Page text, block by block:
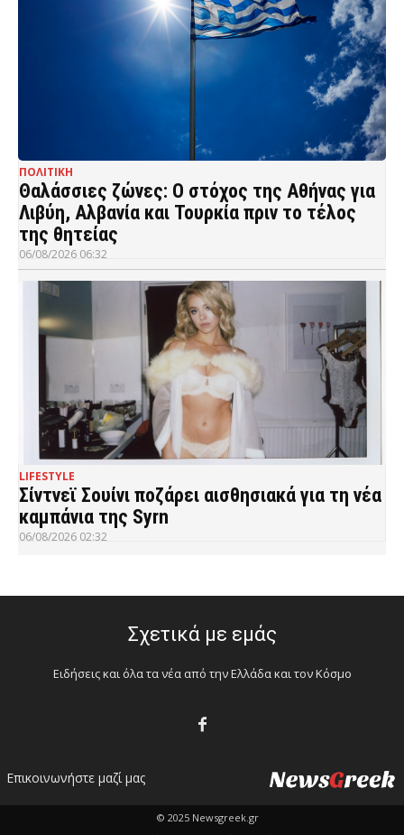
ΠΟΛΙΤΙΚΗ
Θαλάσσιες ζώνες: Ο στόχος της Αθήνας για
Λιβύη, Αλβανία και Τουρκία πριν το τέλος
της θητείας
06/08/2026 06:32
LIFESTYLE
Σίντνεϊ Σουίνι ποζάρει αισθησιακά για τη νέα
καμπάνια της Syrn
06/08/2026 02:32
Σχετικά με εμάς
Ειδήσεις και όλα τα νέα από την Ελλάδα και τον Κόσμο
Επικοινωνήστε μαζί μας
© 2025 Newsgreek.gr